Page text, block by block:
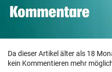
Da dieser Artikel älter als 18
kein Kommentieren mehr